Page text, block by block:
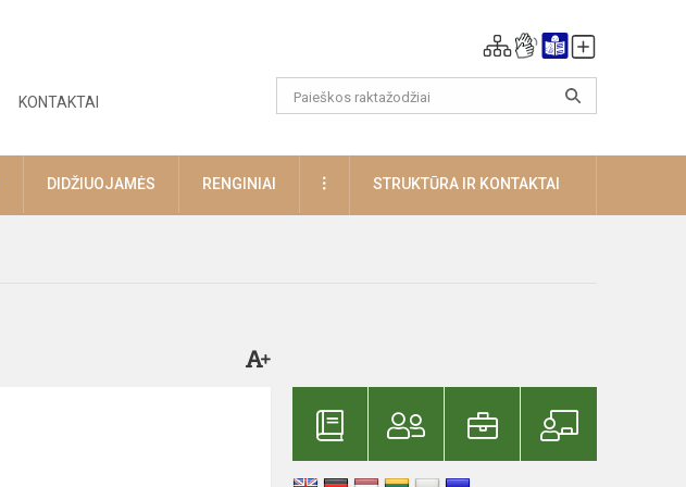
KONTAKTAI
DIDŽIUOJAMĖS RENGINIAI DAUGIAUSTRUKTŪRA IR KONTAKTAI